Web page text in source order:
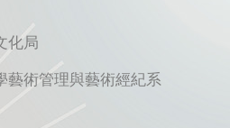
化局
藝術管理與藝術經紀系